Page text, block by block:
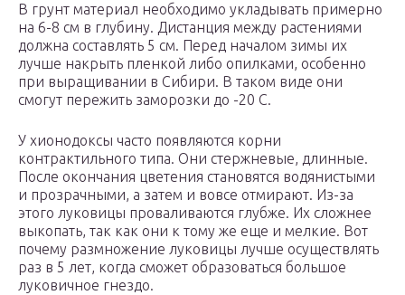
В грунт материал необходимо укладывать примерно
на 6-8 см в глубину. Дистанция между растениями
должна составлять 5 см. Перед началом зимы их
лучше накрыть пленкой либо опилками, особенно
при выращивании в Сибири. В таком виде они
смогут пережить заморозки до -20 С.
У хионодоксы часто появляются корни
контрактильного типа. Они стержневые, длинные.
После окончания цветения становятся водянистыми
и прозрачными, а затем и вовсе отмирают. Из-за
этого луковицы проваливаются глубже. Их сложнее
выкопать, так как они к тому же еще и мелкие. Вот
почему размножение луковицы лучше осуществлять
раз в 5 лет, когда сможет образоваться большое
луковичное гнездо.